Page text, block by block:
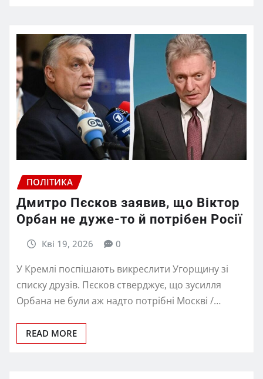
ПОЛІТИКА
Дмитро Пєсков заявив, що Віктор
Орбан не дуже-то й потрібен Росії
Кві 19, 2026 0
У Кремлі поспішають викреслити Угорщину зі
списку друзів. Пєсков стверджує, що зусилля
Орбана не були аж надто потрібні Москві /…
READ MORE